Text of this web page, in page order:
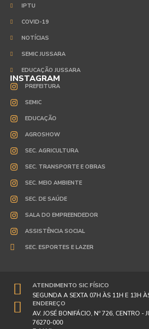
IPTU
COVID-19
NOTÍCIAS
SEMIC JUSSARA
EDUCAÇÃO JUSSARA
INSTAGRAM
PREFEITURA
SEMIC
EDUCAÇÃO
AGROSHOW
SEC. AGRICULTURA
SEC. TRANSPORTE E OBRAS
SEC. MEIO AMBIENTE
SEC. DE SAÚDE
SALA DO EMPREENDEDOR
ASSISTÊNCIA SOCIAL
SEC. ESPORTES E LAZER
ATENDIMENTO SIC FÍSICO
SEGUNDA A SEXTA 07H ÀS 11H E 13H
ENDEREÇO
AV. JOSÉ BONIFÁCIO, Nº 726, CENTRO -
76270-000